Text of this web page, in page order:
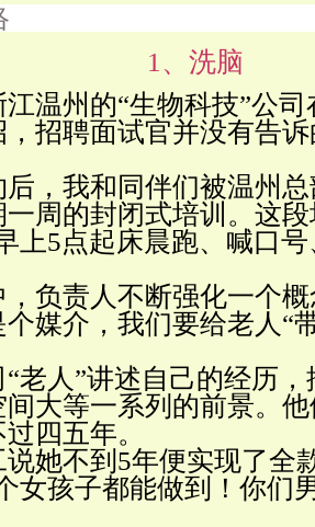
1、洗脑
温州的“生物科技”公
招聘面试官并没有告
，我和同伴们被温州
周的封闭式培训。这
上5点起床晨跑、喊口
，负责人不断强化一个
媒介，我们要给老人“
老人”讲述自己的经历
间大等一系列的前景。
四五年。
说她不到5年便实现了全
女孩子都能做到！你们